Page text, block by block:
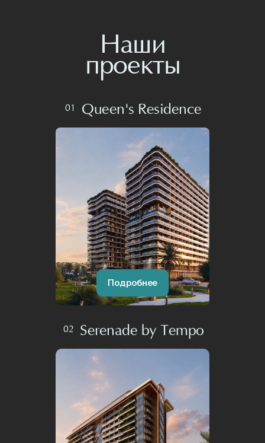
Подробнее
Queen's Residence
01
Serenade by Tempo
02